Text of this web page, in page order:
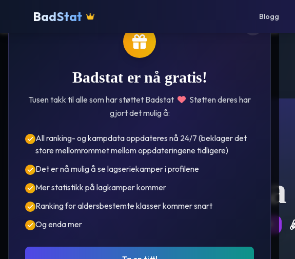
Badstat er nå gratis!
Tusen takk til alle som har støttet Badstat
Støtten deres har
gjort det mulig å:
All ranking- og kampdata oppdateres nå 24/7 (beklager det
store mellomrommet mellom oppdateringene tidligere)
Det er nå mulig å se lagseriekamper i profilene
Mer statistikk på lagkamper kommer
Ranking for aldersbestemte klasser kommer snart
Og enda mer
BadStat Blogg
Askøy
Marita